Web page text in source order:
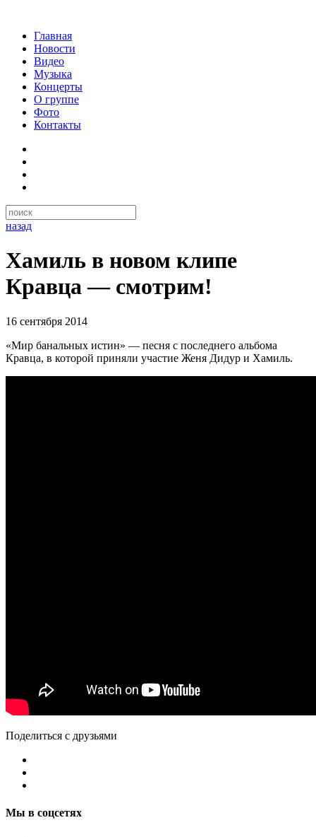
Главная
Новости
Видео
Музыка
Концерты
О группе
Фото
Контакты
назад
Хамиль в новом клипе
Кравца — смотрим!
16 сентября 2014
«Мир банальных истин» — песня с последнего альбома
Кравца, в которой приняли участие Женя Дидур и Хамиль.
Поделиться с друзьями
Мы в соцсетях